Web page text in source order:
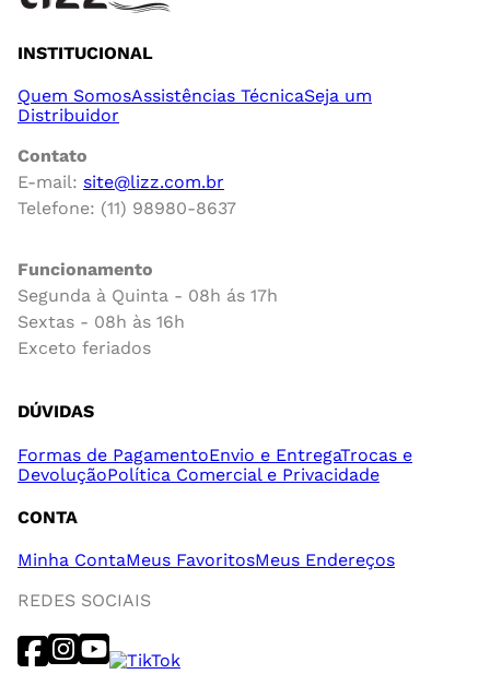
INSTITUCIONAL
Quem SomosAssistências TécnicaSeja um
Distribuidor
Contato
E-mail: site@lizz.com.br
Telefone: (11) 98980-8637
Funcionamento
Segunda à Quinta - 08h ás 17h
Sextas - 08h às 16h
Exceto feriados
DÚVIDAS
Formas de PagamentoEnvio e EntregaTrocas e
DevoluçãoPolítica Comercial e Privacidade
CONTA
Minha ContaMeus FavoritosMeus Endereços
REDES SOCIAIS